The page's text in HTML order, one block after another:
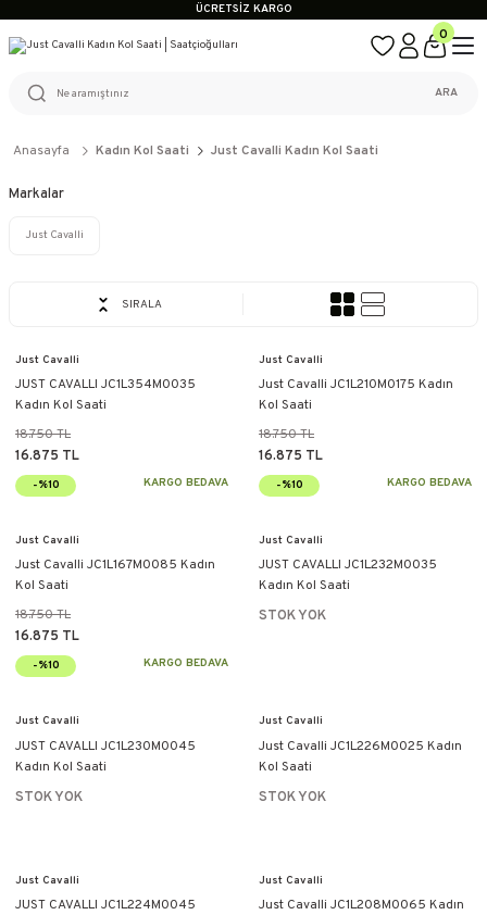
ÜCRETSİZ KARGO
WEB SİTESİNE ÖZEL FİYATLAR
KAÇIRILMAYACAK FIRSATLAR
0
ARA
Anasayfa Kadın Kol Saati Just Cavalli Kadın Kol Saati
Markalar
Just Cavalli
SIRALA
Just Cavalli
JUST CAVALLI JC1L354M0035
Kadın Kol Saati
18.750 TL
16.875 TL
-%10 KARGO BEDAVA
Just Cavalli
Just Cavalli JC1L210M0175 Kadın
Kol Saati
18.750 TL
16.875 TL
-%10 KARGO BEDAVA
Just Cavalli
Just Cavalli JC1L167M0085 Kadın
Kol Saati
18.750 TL
16.875 TL
-%10 KARGO BEDAVA
Just Cavalli
JUST CAVALLI JC1L232M0035
Kadın Kol Saati
STOK YOK
Just Cavalli
JUST CAVALLI JC1L230M0045
Kadın Kol Saati
STOK YOK
Just Cavalli
Just Cavalli JC1L226M0025 Kadın
Kol Saati
STOK YOK
Just Cavalli
JUST CAVALLI JC1L224M0045
Just Cavalli
Just Cavalli JC1L208M0065 Kadın